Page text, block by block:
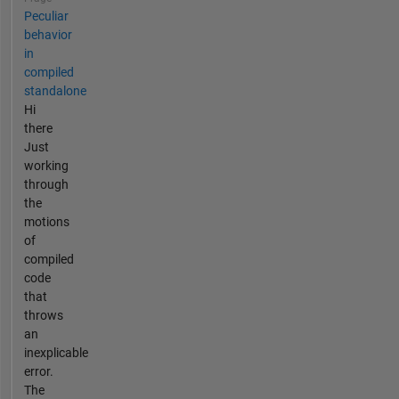
Peculiar
behavior
in
compiled
standalone
Hi
there
Just
working
through
the
motions
of
compiled
code
that
throws
an
inexplicable
error.
The